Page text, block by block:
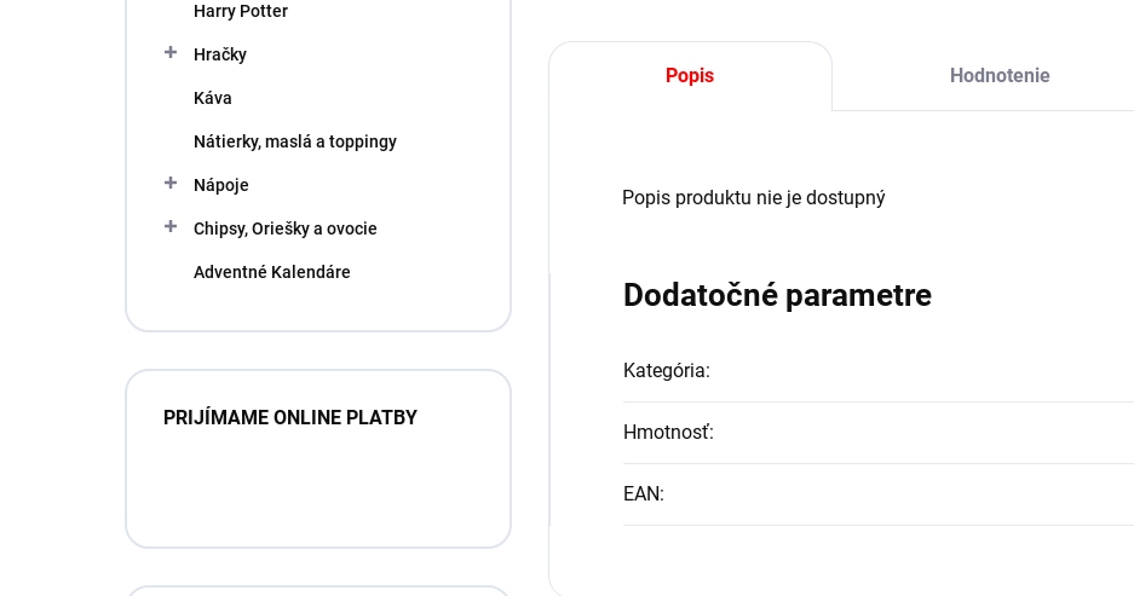
Harry Potter
Hračky
Káva
Nátierky, maslá a toppingy
Nápoje
Chipsy, Oriešky a ovocie
Adventné Kalendáre
PRIJÍMAME ONLINE PLATBY
Popis Hodnotenie
Popis produktu nie je dostupný
Dodatočné parametre
Kategória:
Hmotnosť:
EAN: